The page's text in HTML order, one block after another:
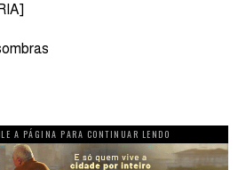
A PÁGINA PARA CONTINUAR LENDO